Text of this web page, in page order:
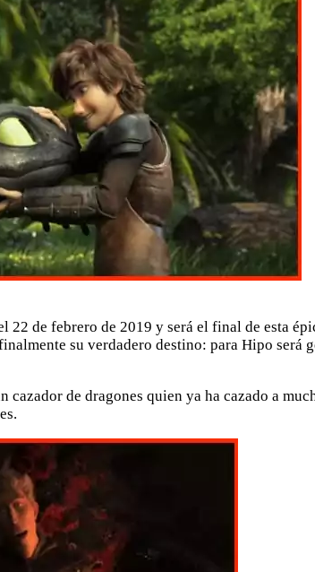
22 de febrero de 2019 y será el final de esta
su verdadero destino: para Hipo será
de dragones quien ya ha cazado a